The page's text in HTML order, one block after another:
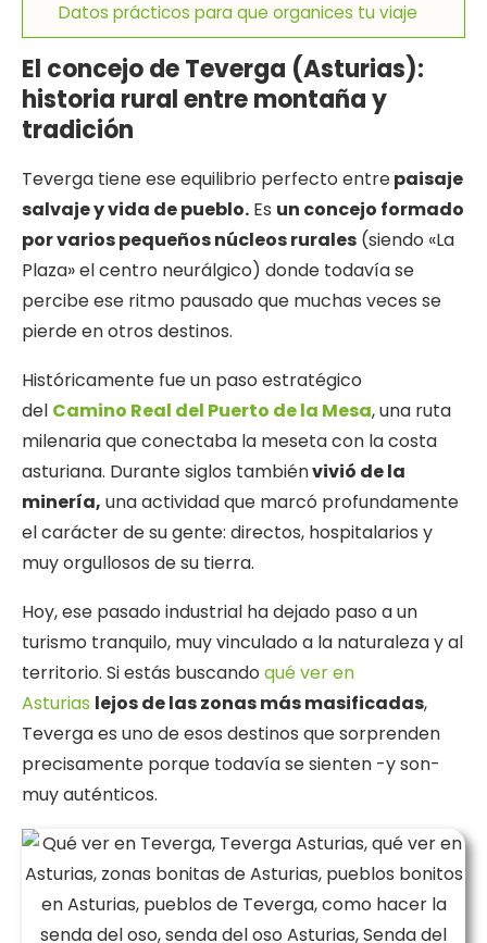
Datos prácticos para que organices tu viaje
El concejo de Teverga (Asturias):
historia rural entre montaña y
tradición
Teverga tiene ese equilibrio perfecto entrepaisaje
salvaje y vida de pueblo. Es un concejo formado
por varios pequeños núcleos rurales (siendo «La
Plaza» el centro neurálgico) donde todavía se
percibe ese ritmo pausado que muchas veces se
pierde en otros destinos.
Históricamente fue un paso estratégico
del Camino Real del Puerto de la Mesa, una ruta
milenaria que conectaba la meseta con la costa
asturiana. Durante siglos tambiénvivió de la
minería, una actividad que marcó profundamente
el carácter de su gente: directos, hospitalarios y
muy orgullosos de su tierra.
Hoy, ese pasado industrial ha dejado paso a un
turismo tranquilo, muy vinculado a la naturaleza y al
territorio. Si estás buscando qué ver en
Asturias lejos de las zonas más masificadas,
Teverga es uno de esos destinos que sorprenden
precisamente porque todavía se sienten -y son-
muy auténticos.